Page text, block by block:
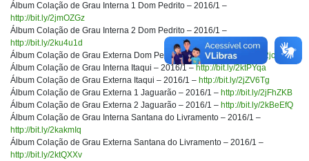
Álbum Colação de Grau Interna 1 Dom Pedrito – 2016/1 –
http://bit.ly/2jmOZGz
Álbum Colação de Grau Interna 2 Dom Pedrito – 2016/1 –
http://bit.ly/2ku4u1d
Álbum Colação de Grau Externa Dom Pedrito – 2016/1 –http://bit.ly/2jcZ3Hg
Álbum Colação de Grau Interna Itaqui – 2016/1 – http://bit.ly/2ktPYqa
Álbum Colação de Grau Externa Itaqui – 2016/1 – http://bit.ly/2jZV6Tg
Álbum Colação de Grau Externa 1 Jaguarão – 2016/1 – http://bit.ly/2jFhZKB
Álbum Colação de Grau Externa 2 Jaguarão – 2016/1 – http://bit.ly/2kBeEfQ
Álbum Colação de Grau Interna Santana do Livramento – 2016/1 –
http://bit.ly/2kakmIq
Álbum Colação de Grau Externa Santana do Livramento – 2016/1 –
http://bit.ly/2ktQXXv